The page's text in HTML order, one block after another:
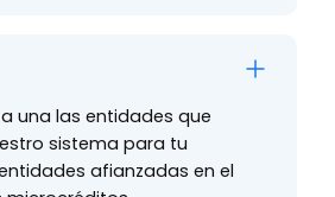
una las entidades que
sistema para tu
afianzadas en el